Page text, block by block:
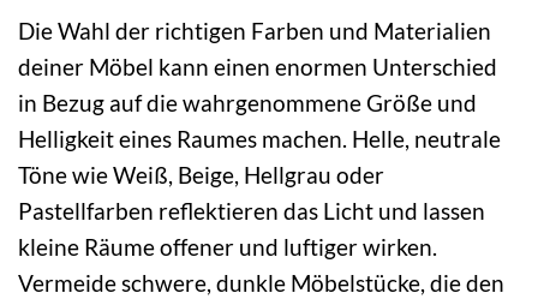
Die Wahl der richtigen Farben und Materialien
deiner Möbel kann einen enormen Unterschied
in Bezug auf die wahrgenommene Größe und
Helligkeit eines Raumes machen. Helle, neutrale
Töne wie Weiß, Beige, Hellgrau oder
Pastellfarben reflektieren das Licht und lassen
kleine Räume offener und luftiger wirken.
Vermeide schwere, dunkle Möbelstücke, die den